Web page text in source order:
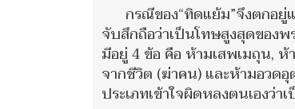
กรณีของ“ทิดแย้ม”จึงตกอ
จับสึกถือว่าเป็นโทษสูงสุดของ
มีอยู่ 4 ข้อ คือ ห้ามเสพเมถุน, ห้
จากชีวิต (ฆ่าคน) และห้ามอวดอุ
ประเภทเข้าใจผิดหลงตนเองว่า